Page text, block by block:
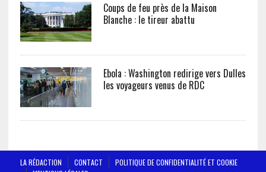
Coups de feu près de la Maison
Blanche : le tireur abattu
Ebola : Washington redirige vers Dulles
les voyageurs venus de RDC
LA RÉDACTION CONTACT
POLITIQUE DE CONFIDENTIALITÉ ET COOKIE